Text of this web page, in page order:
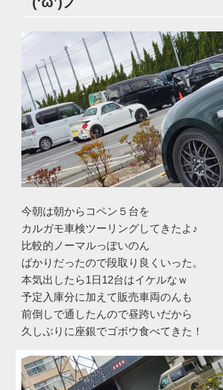
今朝は朝からコペン５台を
カルガモ車検ツーリングしてきたよ♪
比較的ノーマルっぽいのん
ばかりだったので段取り良くいった。
本気出したら1日12台はイケルなｗ
予定入庫分に加えて販売車両のんも
前倒しで通したんので昼跨いだから
久しぶりに座銀でゴボウ食べてきた！